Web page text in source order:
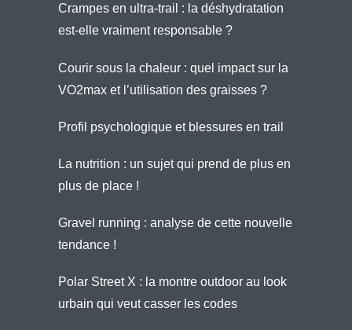
Crampes en ultra-trail : la déshydratation
est-elle vraiment responsable ?
Courir sous la chaleur : quel impact sur la
VO2max et l’utilisation des graisses ?
Profil psychologique et blessures en trail
La nutrition : un sujet qui prend de plus en
plus de place !
Gravel running : analyse de cette nouvelle
tendance !
Polar Street X : la montre outdoor au look
urbain qui veut casser les codes